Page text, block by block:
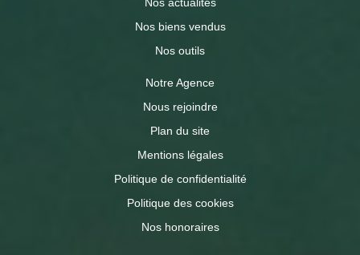
Nos biens vendus
Nos outils
Notre Agence
Nous rejoindre
Plan du site
Mentions légales
Politique de confidentialité
Politique des cookies
Nos honoraires